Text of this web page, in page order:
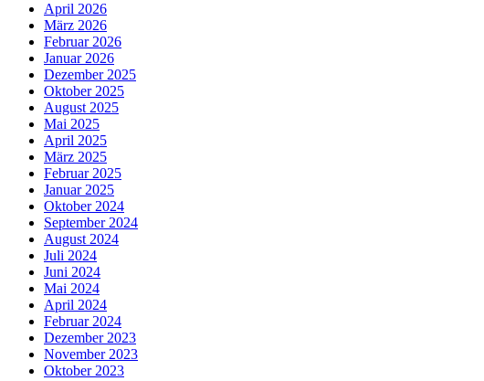
April 2026
März 2026
Februar 2026
Januar 2026
Dezember 2025
Oktober 2025
August 2025
Mai 2025
April 2025
März 2025
Februar 2025
Januar 2025
Oktober 2024
September 2024
August 2024
Juli 2024
Juni 2024
Mai 2024
April 2024
Februar 2024
Dezember 2023
November 2023
Oktober 2023